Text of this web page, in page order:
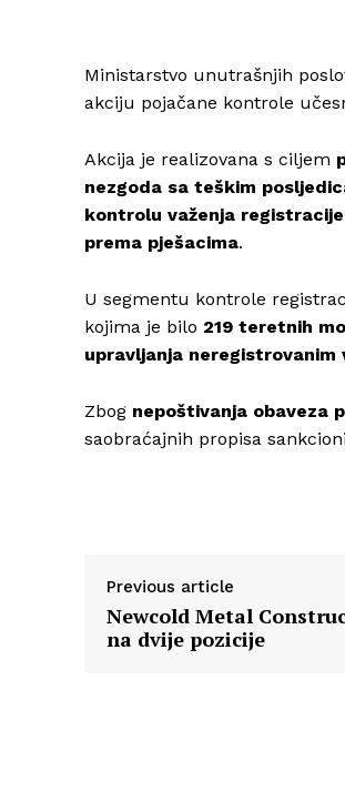
Ministarstvo unutrašnjih
akciju pojačane kontrole
Akcija je realizovana s ciljem
nezgoda sa teškim
kontrolu važenja
prema pješacima.
U segmentu kontrole
kojima je bilo 219 teretnih
upravljanja neregistrovanim
Zbog nepoštivanja obaveza
saobraćajnih propisa
Previous article
Newcold Metal
na dvije pozicije